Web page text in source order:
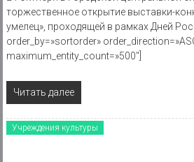
торжественное открытие выставки-
умелец», проходящей в рамках Дней
order_by=»sortorder»
maximum_entity_count=»500″]
Читать далее
Учреждения культуры